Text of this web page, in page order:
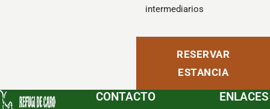
intermediarios
RESERVAR
ESTANCIA
CONTACTO ENLACES